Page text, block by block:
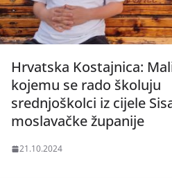
Hrvatska Kostajnica:
kojemu se rado školuju
srednjoškolci iz cijele
moslavačke županije
21.10.2024